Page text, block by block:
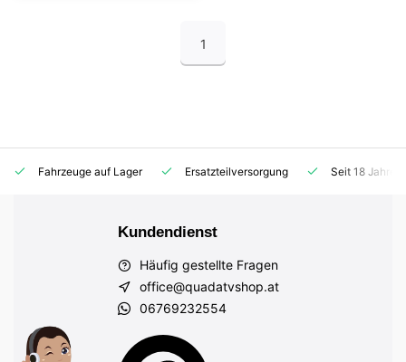
1
Fahrzeuge auf Lager Ersatzteilversorgung Seit 18
Kundendienst
Häufig gestellte Fragen
office@quadatvshop.at
06769232554